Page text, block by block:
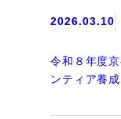
2026.03.10
令和８年度
ンティア養